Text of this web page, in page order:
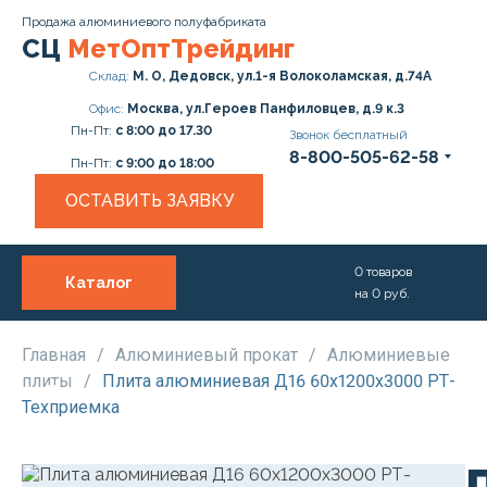
Продажа алюминиевого полуфабриката
СЦ МетОптТрейдинг
Склад: М. О, Дедовск, ул.1-я Волоколамская, д.74А
Офис: Москва, ул.Героев Панфиловцев, д.9 к.3
Пн-Пт: с 8:00 до 17.30
Пн-Пт: с 9:00 до 18:00
Звонок бесплатный
8-800-505-62-58
ОСТАВИТЬ ЗАЯВКУ
Каталог
Прайс
0 товаров
на 0 руб.
Главная / Алюминиевый прокат / Алюминиевые
плиты
/
Плита алюминиевая Д16 60х1200х3000 РТ-
Техприемка